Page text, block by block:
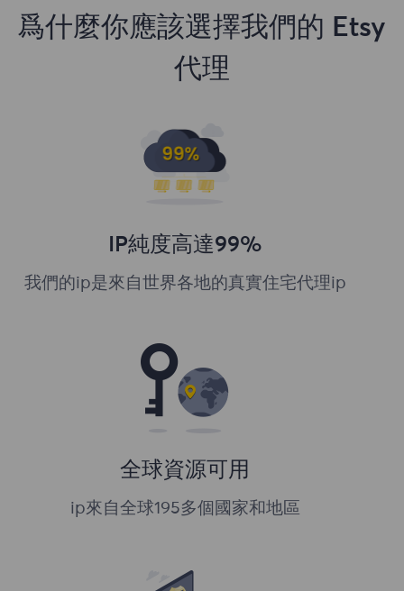
爲什麼你應該選擇我們的 Etsy
代理
IP純度高達99%
我們的ip是來自世界各地的真實住宅代理ip
全球資源可用
ip來自全球195多個國家和地區